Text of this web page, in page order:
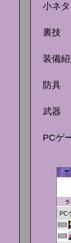
小ネタ
裏技
装備
防具
武器
PCゲ
1位
2位